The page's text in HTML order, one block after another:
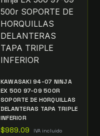
KAWASAKI 94-07 NINJA
EX 500 97-09 500R
SOPORTE DE HORQUILLAS
DELANTERAS TAPA TRIPLE
INFERIOR
$989.09 IVA incluido